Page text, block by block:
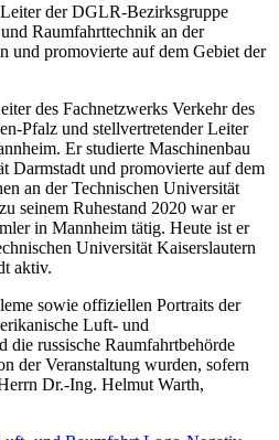
der DGLR-Bezirksgruppe
Raumfahrttechnik an der
und promovierte auf dem Gebiet der
des Fachnetzwerks Verkehr des
Pfalz und stellvertretender Leiter
Er studierte Maschinenbau
Darmstadt und promovierte auf dem
an der Technischen Universität
seinem Ruhestand 2020 war er
in Mannheim tätig. Heute ist er
Universität Kaiserslautern
aktiv.
sowie offiziellen Portraits der
Luft- und
russische Raumfahrtbehörde
der Veranstaltung wurden, sofern
Dr.-Ing. Helmut Warth,